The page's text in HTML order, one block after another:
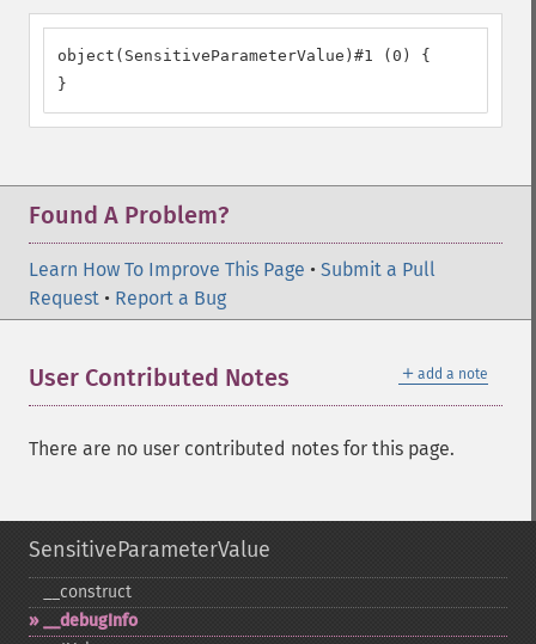
object(SensitiveParameterValue)#1 (0) {
}
Found A Problem?
Learn How To Improve This Page • Submit a Pull
Request • Report a Bug
＋ add a note
User Contributed Notes
There are no user contributed notes for this page.
SensitiveParameterValue
_​_​construct
_​_​debugInfo